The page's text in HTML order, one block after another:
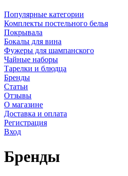
Популярные категории
Комплекты постельного белья
Покрывала
Бокалы для вина
Фужеры для шампанского
Чайные наборы
Тарелки и блюдца
Бренды
Статьи
Отзывы
О магазине
Доставка и оплата
Регистрация
Вход
Бренды